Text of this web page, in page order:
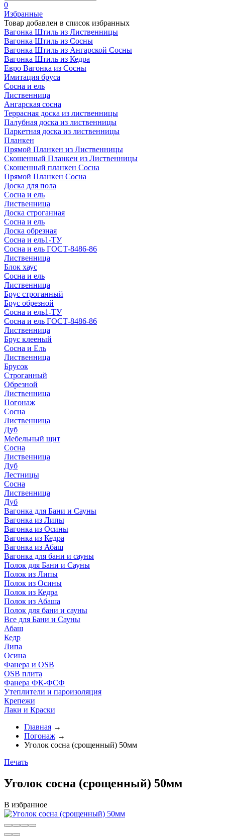
0
Избранные
Товар добавлен в список избранных
Вагонка Штиль из Лиственницы
Вагонка Штиль из Сосны
Вагонка Штиль из Ангарской Сосны
Вагонка Штиль из Кедра
Евро Вагонка из Сосны
Имитация бруса
Сосна и ель
Лиственница
Ангарская сосна
Террасная доска из лиственницы
Палубная доска из лиственницы
Паркетная доска из лиственницы
Планкен
Прямой Планкен из Лиственницы
Скошенный Планкен из Лиственницы
Скошенный планкен Сосна
Прямой Планкен Сосна
Доска для пола
Сосна и ель
Лиственница
Доска строганная
Сосна и ель
Доска обрезная
Сосна и ель1-ТУ
Сосна и ель ГОСТ-8486-86
Лиственница
Блок хаус
Сосна и ель
Лиственница
Брус строганный
Брус обрезной
Сосна и ель1-ТУ
Сосна и ель ГОСТ-8486-86
Лиственница
Брус клееный
Сосна и Ель
Лиственница
Брусок
Строганный
Обрезной
Лиственница
Погонаж
Сосна
Лиственница
Дуб
Мебельный щит
Сосна
Лиственница
Дуб
Лестницы
Сосна
Лиственница
Дуб
Вагонка для Бани и Сауны
Вагонка из Липы
Вагонка из Осины
Вагонка из Кедра
Вагонка из Абаш
Вагонка для бани и сауны
Полок для Бани и Сауны
Полок из Липы
Полок из Осины
Полок из Кедра
Полок из Абаша
Полок для бани и сауны
Все для Бани и Сауны
Абаш
Кедр
Липа
Осина
Фанера и OSB
OSB плита
Фанера ФК-ФСФ
Утеплители и пароизоляция
Крепежи
Лаки и Краски
Главная →
Погонаж →
Уголок сосна (срощенный) 50мм
Печать
Уголок сосна (срощенный) 50мм
В избранное